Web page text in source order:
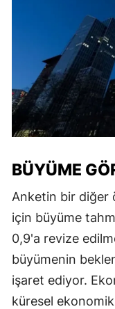
BÜYÜME
Anketin bir diğer
için büyüme
0,9'a revize
büyümenin
işaret ediyor.
küresel